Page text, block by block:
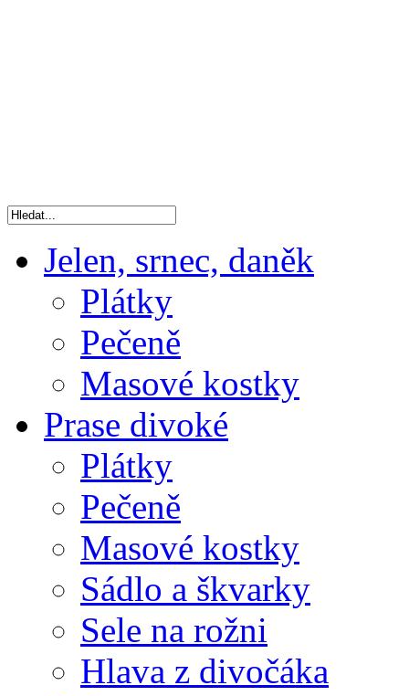
Jelen, srnec, daněk
Plátky
Pečeně
Masové kostky
Prase divoké
Plátky
Pečeně
Masové kostky
Sádlo a škvarky
Sele na rožni
Hlava z divočáka